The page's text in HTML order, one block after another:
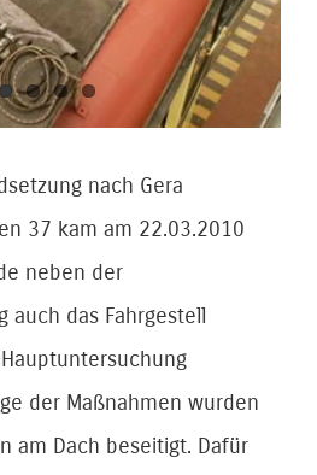
nach Gera
37 kam am 22.03.2010
neben der
auch das Fahrgestell
der Maßnahmen wurden
am Dach beseitigt. Dafür